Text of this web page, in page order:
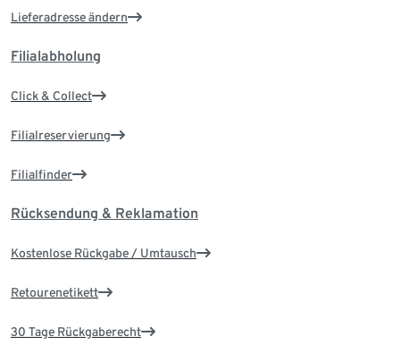
Lieferadresse ändern
Filialabholung
Click & Collect
Filialreservierung
Filialfinder
Rücksendung & Reklamation
Kostenlose Rückgabe / Umtausch
Retourenetikett
30 Tage Rückgaberecht